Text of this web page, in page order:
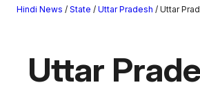
राशिफल
Facebook Instagram X
Hindi News / State / Uttar Pradesh / Uttar
Uttar